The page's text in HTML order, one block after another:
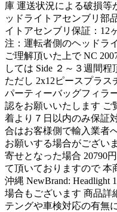
庫 運送状況による破損等
ッドライトアセンブリ部
イトアセンブリ保証：12
注：運転者側のヘッドラ
ご理解頂いた上で NC
しては Side ２～３週間程
ただし 2x12ピースプラ
パーティーバッグフィラ
認をお願いいたします ご
着より７日以内のみ保証
合はお客様側で輸入業者
お願いする場合がござい
寄せとなった場合 20790
て頂いておりますので 本
沖縄 NewBrand: Headlight
場合もございます 商品詳
テングや車検対応の有無